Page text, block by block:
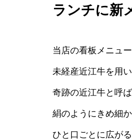
ランチに新
当店の看板メニュー
未経産近江牛を用
奇跡の近江牛と呼
絹のようにきめ細
ひと口ごとに広が